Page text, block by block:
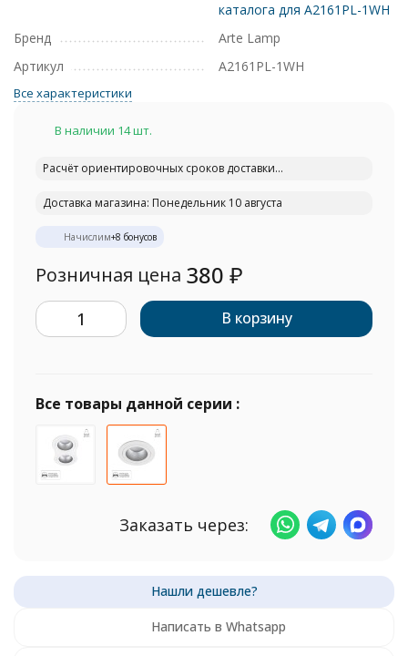
каталога для A2161PL-1WH
Бренд
Arte Lamp
Артикул
A2161PL-1WH
Все характеристики
В наличии 14 шт.
Расчёт ориентировочных сроков доставки...
Доставка магазина: Понедельник 10 августа
Начислим+8 бонусов
Розничная цена 380 ₽
В корзину
Все товары данной серии :
Заказать через:
Написать в Whatsapp